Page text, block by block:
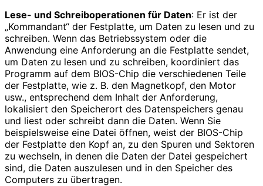
Lese- und Schreiboperationen für Daten: Er ist der
„Kommandant“ der Festplatte, um Daten zu lesen und zu
schreiben. Wenn das Betriebssystem oder die
Anwendung eine Anforderung an die Festplatte sendet,
um Daten zu lesen und zu schreiben, koordiniert das
Programm auf dem BIOS-Chip die verschiedenen Teile
der Festplatte, wie z. B. den Magnetkopf, den Motor
usw., entsprechend dem Inhalt der Anforderung,
lokalisiert den Speicherort des Datenspeichers genau
und liest oder schreibt dann die Daten. Wenn Sie
beispielsweise eine Datei öffnen, weist der BIOS-Chip
der Festplatte den Kopf an, zu den Spuren und Sektoren
zu wechseln, in denen die Daten der Datei gespeichert
sind, die Daten auszulesen und in den Speicher des
Computers zu übertragen.